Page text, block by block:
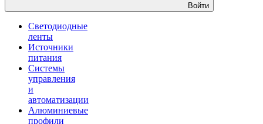
Войти
Светодиодные
ленты
Источники
питания
Системы
управления
и
автоматизации
Алюминиевые
профили